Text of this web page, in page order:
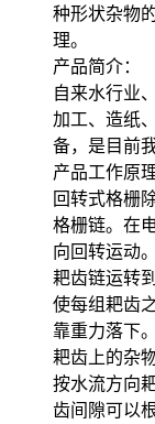
种形状杂物
理。
产品简介：
自来水行业
加工、造纸
备，是目前
产品工作原
回转式格栅
格栅链。在
向回转运动。
耙齿链运转
使每组耙齿
靠重力落下
耙齿上的杂
按水流方向
齿间隙可以